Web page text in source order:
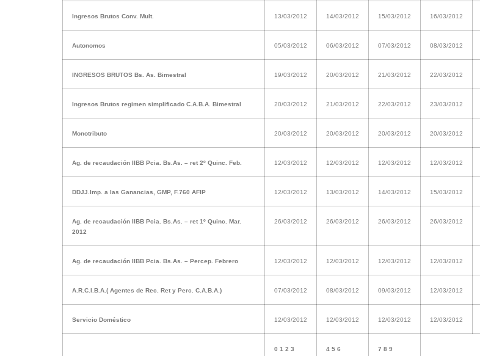
Ingresos Brutos Conv. Mult. 13/03/2012 14/03/2012 15/03/2012 16/03/2012
Autonomos 05/03/2012 06/03/2012 07/03/2012 08/03/2012
INGRESOS BRUTOS Bs. As. Bimestral 19/03/2012 20/03/2012 21/03/2012 22/03/2012
Ingresos Brutos regimen simplificado C.A.B.A. Bimestral 20/03/2012 21/03/2012 22/03/2012 23/03/2012
Monotributo 20/03/2012 20/03/2012 20/03/2012 20/03/2012
Ag. de recaudación IIBB Pcia. Bs.As. – ret 2º Quinc. Feb. 12/03/2012 12/03/2012 12/03/2012 12/03/2012
DDJJ.Imp. a las Ganancias, GMP, F.760 AFIP 12/03/2012 13/03/2012 14/03/2012 15/03/2012
Ag. de recaudación IIBB Pcia. Bs.As. – ret 1º Quinc. Mar.
2012
26/03/2012 26/03/2012 26/03/2012 26/03/2012
Ag. de recaudación IIBB Pcia. Bs.As. – Percep. Febrero 12/03/2012 12/03/2012 12/03/2012 12/03/2012
A.R.C.I.B.A.( Agentes de Rec. Ret y Perc. C.A.B.A.) 07/03/2012 08/03/2012 09/03/2012 12/03/2012
Servicio Doméstico 12/03/2012 12/03/2012 12/03/2012 12/03/2012
0 1 2 3 4 5 6 7 8 9